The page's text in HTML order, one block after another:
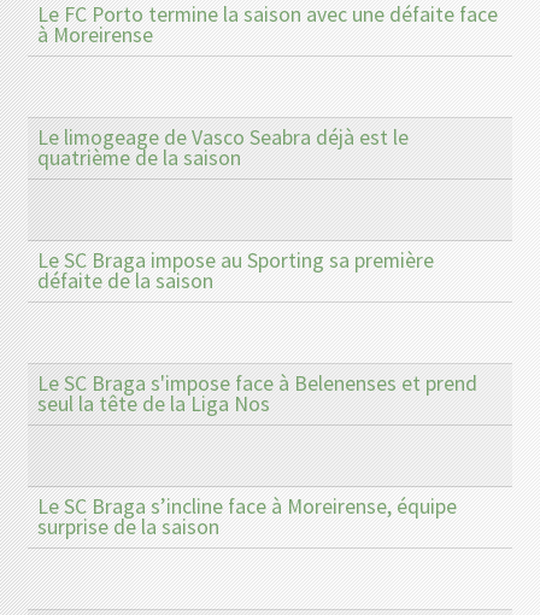
Le FC Porto termine la saison avec une défaite face
à Moreirense
Le limogeage de Vasco Seabra déjà est le
quatrième de la saison
Le SC Braga impose au Sporting sa première
défaite de la saison
Le SC Braga s'impose face à Belenenses et prend
seul la tête de la Liga Nos
Le SC Braga s’incline face à Moreirense, équipe
surprise de la saison